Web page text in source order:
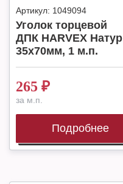
Артикул: 1049094
Уголок торцевой
ДПК HARVEX Натур
35x70мм, 1 м.п.
265 ₽
за м.п.
Подробнее